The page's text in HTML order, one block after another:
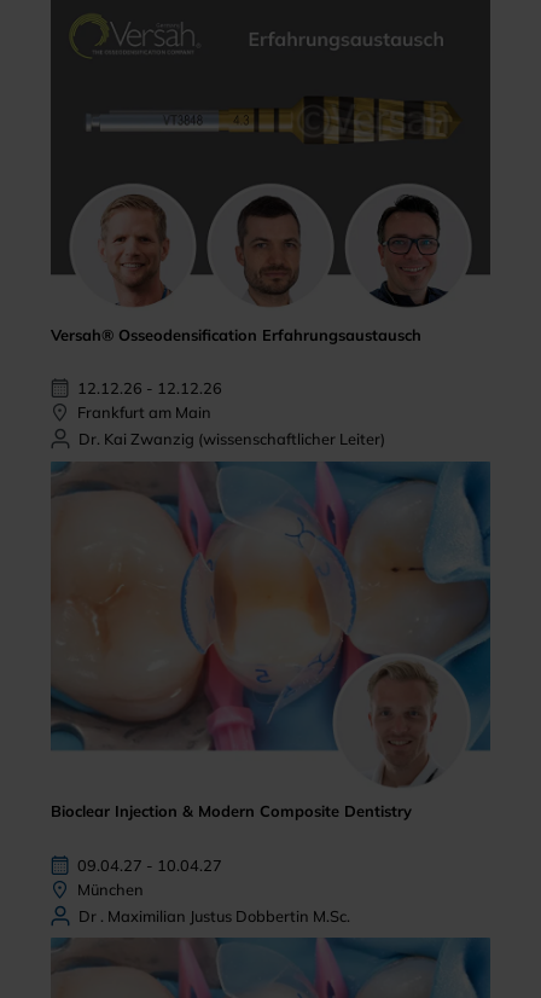
Versah® Osseodensification Erfahrungsaustausch
12.12.26 - 12.12.26
Frankfurt am Main
Dr. Kai Zwanzig (wissenschaftlicher Leiter)
Bioclear Injection & Modern Composite Dentistry
09.04.27 - 10.04.27
München
Dr . Maximilian Justus Dobbertin M.Sc.